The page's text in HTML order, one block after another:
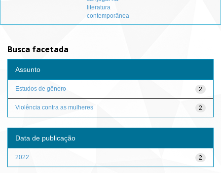
literatura
contemporânea
Busca facetada
Assunto
2
Estudos de gênero
2
Violência contra as mulheres
Data de publicação
2
2022